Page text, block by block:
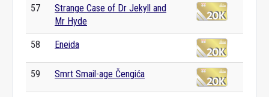
57
Strange Case of Dr Jekyll and
Mr Hyde
58 Eneida
59 Smrt Smail-age Čengića